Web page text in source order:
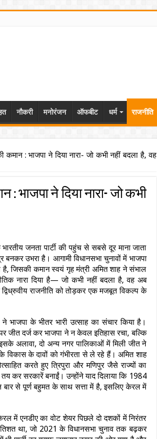
नौकरी मनोरंजन ऑफबीट धर्म राजनीति
: भाजपा ने दिया नारा- जो कभी नहीं बदला है, वह
भाजपा ने दिया नारा- जो कभी
जनता पार्टी की पहुंच से सबसे दूर माना जाता
बनकर उभरा है। आगामी विधानसभा चुनावों में भाजपा
है, जिसकी कमान स्वयं गृह मंत्री अमित शाह ने संभाल
नारा दिया है— जो कभी नहीं बदला है, वह अब
राजनीति को तोड़कर एक मजबूत विकल्प के
भाजपा के भीतर भारी उत्साह का संचार किया है।
जीत दर्ज कर भाजपा ने न केवल इतिहास रचा, बल्कि
अलावा, दो अन्य नगर पालिकाओं में मिली जीत ने
विकास के दावों को गंभीरता से ले रहे हैं। अमित शाह
करते हुए त्रिपुरा और मणिपुर जैसे राज्यों का
कर सरकारें बनाईं। उन्होंने याद दिलाया कि 1984
बार से पूर्ण बहुमत के साथ सत्ता में है, इसलिए केरल में
में एनडीए का वोट शेयर पिछले दो दशकों में निरंतर
था, जो 2021 के विधानसभा चुनाव तक बढ़कर